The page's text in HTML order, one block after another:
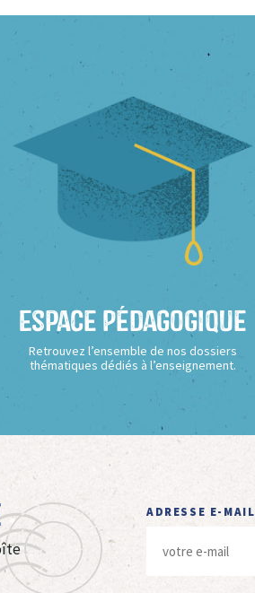
Espace Pédagogique
Retrouvez l’ensemble de nos dossiers
thématiques dédiés à l’enseignement.
ADRESSE E-MAIL